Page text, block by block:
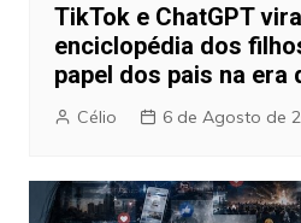
TikTok e ChatGPT
enciclopédia dos
papel dos pais na era
Célio 6 de Agosto de